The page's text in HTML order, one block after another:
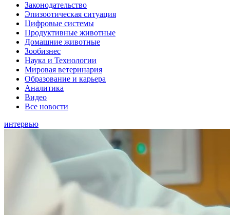
Законодательство
Эпизоотическая ситуация
Цифровые системы
Продуктивные животные
Домашние животные
Зообизнес
Наука и Технологии
Мировая ветеринария
Образование и карьера
Аналитика
Видео
Все новости
интервью